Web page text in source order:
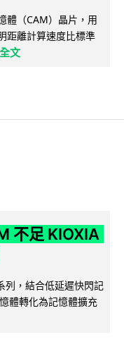
體（CAM）晶片，用
距離計算速度比標準
文
不足 KIOXIA
列，結合低延遲快閃記
體轉化為記憶體擴充